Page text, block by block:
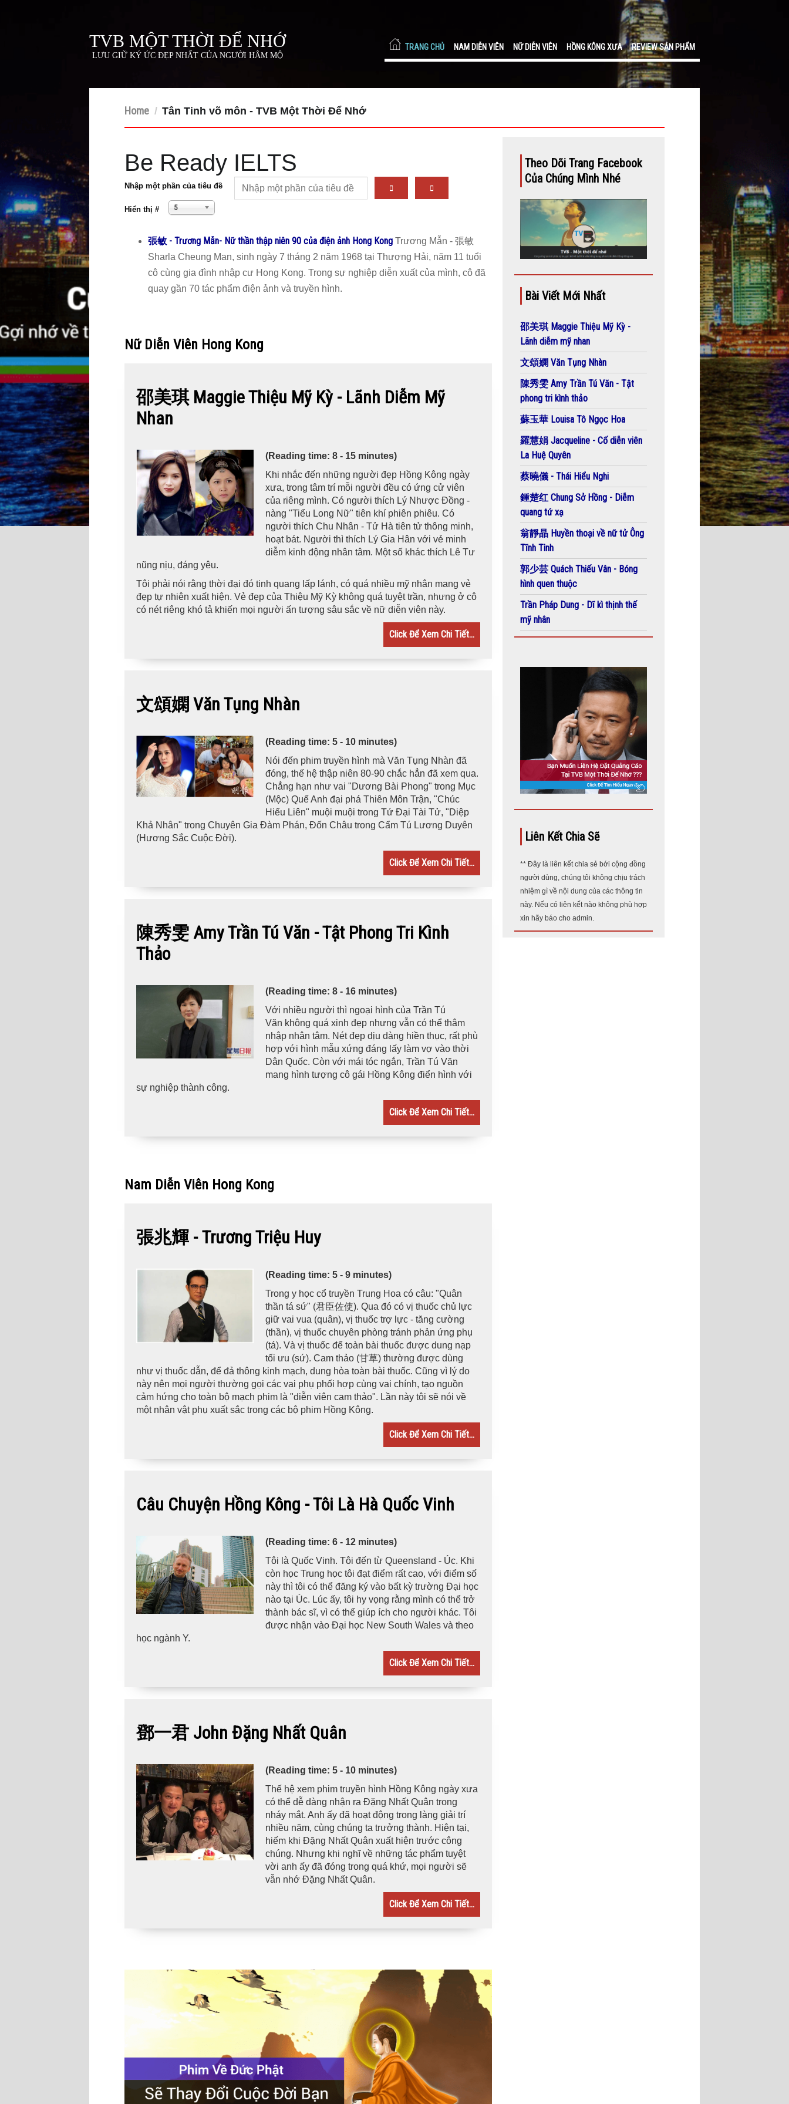
TVB MỘT THỜI ĐỂ NHỚ
LƯU GIỮ KÝ ỨC ĐẸP NHẤT CỦA NGƯỜI HÂM MỘ
TRANG CHỦ NAM DIỄN VIÊN NỮ DIỄN VIÊN HỒNG KÔNG XƯA REVIEW SẢN PHẨM
Home / Tân Tinh võ môn - TVB Một Thời Để Nhớ
Be Ready IELTS
Nhập một phần của tiêu đề
Hiển thị # 5
張敏 - Trương Mẫn- Nữ thần thập niên 90 của điện ảnh Hong Kong Trương Mẫn - 張敏
Sharla Cheung Man, sinh ngày 7 tháng 2 năm 1968 tại Thượng Hải, năm 11 tuổi
cô cùng gia đình nhập cư Hong Kong. Trong sự nghiệp diễn xuất của mình, cô đã
quay gần 70 tác phẩm điện ảnh và truyền hình.
Nữ Diễn Viên Hong Kong
邵美琪 Maggie Thiệu Mỹ Kỳ - Lãnh Diễm Mỹ
Nhan
(Reading time: 8 - 15 minutes)
Khi nhắc đến những người đẹp Hồng Kông ngày
xưa, trong tâm trí mỗi người đều có ứng cử viên
của riêng mình. Có người thích Lý Nhược Đồng -
nàng "Tiểu Long Nữ" tiên khí phiên phiêu. Có
người thích Chu Nhân - Tử Hà tiên tử thông minh,
hoạt bát. Người thì thích Lý Gia Hân với vẻ minh
diễm kinh động nhân tâm. Một số khác thích Lê Tư
nũng nịu, đáng yêu.
Tôi phải nói rằng thời đại đó tinh quang lấp lánh, có quá nhiều mỹ nhân mang vẻ
đẹp tự nhiên xuất hiện. Vẻ đẹp của Thiệu Mỹ Kỳ không quá tuyệt trần, nhưng ở cô
có nét riêng khó tả khiến mọi người ấn tượng sâu sắc về nữ diễn viên này.
Click Để Xem Chi Tiết...
文頌嫻 Văn Tụng Nhàn
(Reading time: 5 - 10 minutes)
Nói đến phim truyền hình mà Văn Tụng Nhàn đã
đóng, thế hệ thập niên 80-90 chắc hẳn đã xem qua.
Chẳng hạn như vai "Dương Bài Phong" trong Mục
(Mộc) Quế Anh đại phá Thiên Môn Trận, "Chúc
Hiểu Liên" muội muội trong Tứ Đại Tài Tử, "Diệp
Khả Nhân" trong Chuyên Gia Đàm Phán, Đốn Châu trong Cẩm Tú Lương Duyên
(Hương Sắc Cuộc Đời).
Click Để Xem Chi Tiết...
陳秀雯 Amy Trần Tú Văn - Tật Phong Tri Kình
Thảo
(Reading time: 8 - 16 minutes)
Với nhiều người thì ngoại hình của Trần Tú
Văn không quá xinh đẹp nhưng vẫn có thể thâm
nhập nhân tâm. Nét đẹp dịu dàng hiền thục, rất phù
hợp với hình mẫu xứng đáng lấy làm vợ vào thời
Dân Quốc. Còn với mái tóc ngắn, Trần Tú Văn
mang hình tượng cô gái Hồng Kông điển hình với
sự nghiệp thành công.
Click Để Xem Chi Tiết...
Nam Diễn Viên Hong Kong
張兆輝 - Trương Triệu Huy
(Reading time: 5 - 9 minutes)
Trong y học cổ truyền Trung Hoa có câu: "Quân
thần tá sứ" (君臣佐使). Qua đó có vị thuốc chủ lực
giữ vai vua (quân), vị thuốc trợ lực - tăng cường
(thần), vị thuốc chuyên phòng tránh phản ứng phụ
(tá). Và vị thuốc để toàn bài thuốc được dung nạp
tối ưu (sứ). Cam thảo (甘草) thường được dùng
như vị thuốc dẫn, để đả thông kinh mạch, dung hòa toàn bài thuốc. Cũng vì lý do
này nên mọi người thường gọi các vai phụ phối hợp cùng vai chính, tạo nguồn
cảm hứng cho toàn bộ mạch phim là "diễn viên cam thảo". Lần này tôi sẽ nói về
một nhân vật phụ xuất sắc trong các bộ phim Hồng Kông.
Click Để Xem Chi Tiết...
Câu Chuyện Hồng Kông - Tôi Là Hà Quốc Vinh
(Reading time: 6 - 12 minutes)
Tôi là Quốc Vinh. Tôi đến từ Queensland - Úc. Khi
còn học Trung học tôi đạt điểm rất cao, với điểm số
này thì tôi có thể đăng ký vào bất kỳ trường Đại học
nào tại Úc. Lúc ấy, tôi hy vọng rằng mình có thể trở
thành bác sĩ, vì có thể giúp ích cho người khác. Tôi
được nhận vào Đại học New South Wales và theo
học ngành Y.
Click Để Xem Chi Tiết...
鄧一君 John Đặng Nhất Quân
(Reading time: 5 - 10 minutes)
Thế hệ xem phim truyền hình Hồng Kông ngày xưa
có thể dễ dàng nhận ra Đặng Nhất Quân trong
nháy mắt. Anh ấy đã hoạt động trong làng giải trí
nhiều năm, cùng chúng ta trưởng thành. Hiện tại,
hiếm khi Đặng Nhất Quân xuất hiện trước công
chúng. Nhưng khi nghĩ về những tác phẩm tuyệt
vời anh ấy đã đóng trong quá khứ, mọi người sẽ
vẫn nhớ Đặng Nhất Quân.
Click Để Xem Chi Tiết...
Theo Dõi Trang Facebook
Của Chúng Mình Nhé
Bài Viết Mới Nhất
邵美琪 Maggie Thiệu Mỹ Kỳ -
Lãnh diễm mỹ nhan
文頌嫻 Văn Tụng Nhàn
陳秀雯 Amy Trần Tú Văn - Tật
phong tri kình thảo
蘇玉華 Louisa Tô Ngọc Hoa
羅慧娟 Jacqueline - Cố diễn viên
La Huệ Quyên
蔡曉儀 - Thái Hiểu Nghi
鍾楚红 Chung Sở Hồng - Diễm
quang tứ xạ
翁靜晶 Huyền thoại về nữ tử Ông
Tĩnh Tinh
郭少芸 Quách Thiếu Vân - Bóng
hình quen thuộc
Trần Pháp Dung - Dĩ kì thịnh thế
mỹ nhân
Liên Kết Chia Sẽ
** Đây là liên kết chia sẻ bới cộng đồng
người dùng, chúng tôi không chịu trách
nhiệm gì về nội dung của các thông tin
này. Nếu có liên kết nào không phù hợp
xin hãy báo cho admin.